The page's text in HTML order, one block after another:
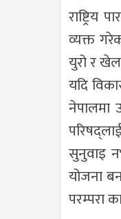
व्यक्त
युरो र
यदि
नेपालमा
सुनुवाइ
योजना
परम्परा